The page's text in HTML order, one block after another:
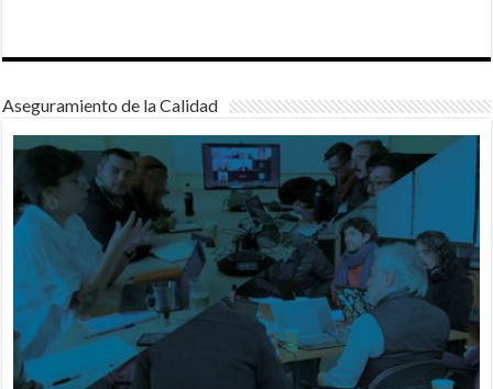
Aseguramiento de la Calidad